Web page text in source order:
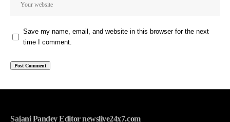
Save my name, email, and website in this browser for the next
time I comment.
Sajani Pandey Editor newslive24x7.com